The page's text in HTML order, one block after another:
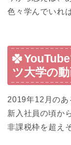
色々学んでいれ
ツ大学の
2019年12月のあ
新入社員の頃か
非課税枠を超え